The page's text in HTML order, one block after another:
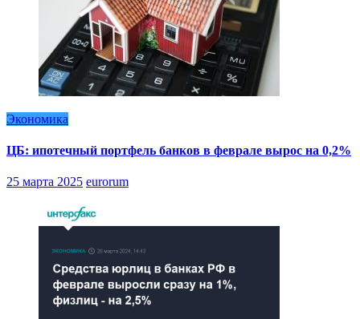
Экономика
ЦБ: ипотечный портфель банков в феврале вырос на 0,2%
25 марта 2025 eurorum